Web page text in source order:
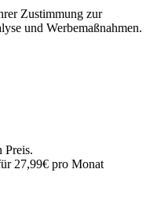
Zustimmung zur
und Werbemaßnahmen.
Preis.
27,99€ pro Monat